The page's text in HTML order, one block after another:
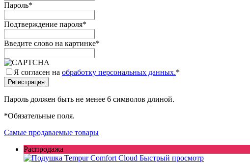
Пароль*
Подтверждение пароля*
Введите слово на картинке*
Я согласен на обработку персональных данных.*
Пароль должен быть не менее 6 символов длиной.
*Обязательные поля.
Самые продаваемые товары
Распродажа
Быстрый просмотр